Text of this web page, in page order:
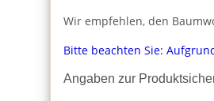
Wir empfehlen, den
Bitte beachten Sie:
Angaben zur